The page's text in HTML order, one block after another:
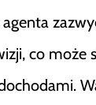
co może